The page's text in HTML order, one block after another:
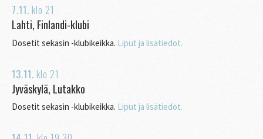
7.11. klo 21
Lahti, Finlandi-klubi
Dosetit sekasin -klubikeikka. Liput ja lisätiedot.
13.11. klo 21
Jyväskylä, Lutakko
Dosetit sekasin -klubikeikka. Liput ja lisätiedot.